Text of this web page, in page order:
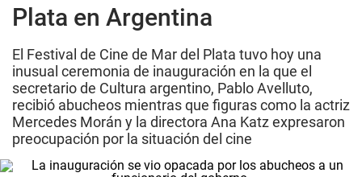
Plata en Argentina
El Festival de Cine de Mar del Plata tuvo hoy una
inusual ceremonia de inauguración en la que el
secretario de Cultura argentino, Pablo Avelluto,
recibió abucheos mientras que figuras como la actriz
Mercedes Morán y la directora Ana Katz expresaron
preocupación por la situación del cine